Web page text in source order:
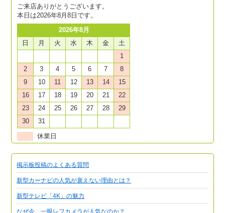
ご来店ありがとうございます。
本日は2026年8月8日です。
2026年8月
日
月 火 水 木 金
土
1
2
3 4 5 6 7
8
9
10 11 12 13 14
15
16
17 18 19 20 21
22
23
24 25 26 27 28
29
30
31
休業日
掲示板投稿のよくある質問
新型カーナビの人気が衰えない理由とは？
新型テレビ「4K」の魅力
なぜ今、一眼レフカメラが人気なのか？